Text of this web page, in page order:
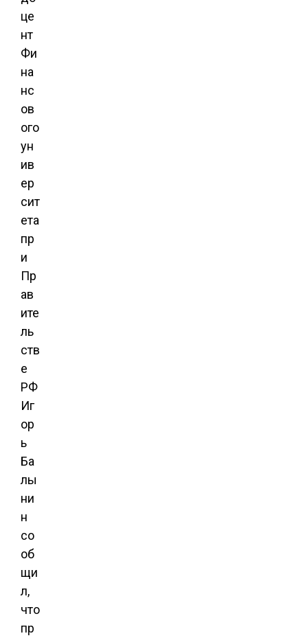
це
нт
Фи
на
нс
ов
ого
ун
ив
ер
сит
ета
пр
и
Пр
ав
ите
ль
ств
е
РФ
Иг
ор
ь
Ба
лы
ни
н
со
об
щи
л,
что
пр